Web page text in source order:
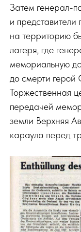
Затем генерал-
и представители
на территорию
лагеря, где
мемориальную
до смерти герой
Торжественная
передачей
земли Верхняя
караула перед